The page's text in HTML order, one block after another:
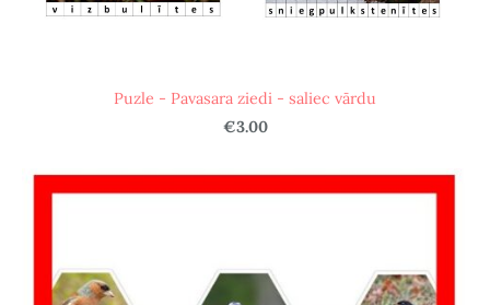
Puzle - Pavasara ziedi - saliec vārdu
€3.00